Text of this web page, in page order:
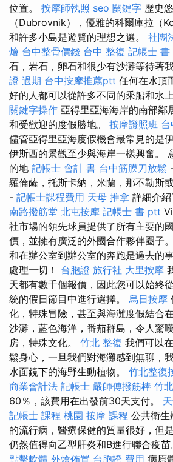
位置。 按摩師執照 seo 關鍵字 歷史
（Dubrovnik），優雅的科爾庫拉（
和許多小島是遊覽的理想之選。 社團
燴 台中整骨價錢 台中 整復 記帳士 書
石，岩石，卵石和很少有沙灘等待著
證 過期 台中按摩推薦ptt 任何在水頂
好的人都可以從許多不同的乘船和水
關鍵字操作 亞得里亞海海岸的南部鄰
和受歡迎的度假勝地。 按摩證照班 台
儘管亞得里亞海度假機會最常見的是
伊斯西的景觀至少與海岸一樣興奮。
的地 記帳士 會計 書 台中筋膜刀放鬆
羅倫薩，托斯卡納，米蘭，那不勒斯
- 記帳士課程費用 天母 推拿 詳細介紹
南路撥筋堂 北屯按摩 記帳士 書 ptt
社市場的領先球員提供了所有主要的
價，並擁有廣泛的外國合作夥伴圈子。
和在辦公室到辦公室的奔跑是過去的
處理一切！ 台胞證 旅行社 大里按摩
天都有數千個報價，因此您可以始終
統的假日節目中進行選擇。 烏日按摩
化，特殊冒險，甚至與海灘度假結合
沙灘，藍色海洋，番茄群島，令人驚
房，特殊文化。 竹北 整復 我們可以
鬆身心，一旦我們對海灘感到無聊，
水面鏡下的海野生動植物。 竹北整復
商業會計法 記帳士 嚴師傅撥筋棒 竹
60％，該費用在出發前30天支付。
記帳士 課程 桃園 按摩 課程 公共衛生
的流行病，醫療保健的質量很好，但
仍然值得向乙型肝炎和B進行聯合疫苗
點擊軟體 外燴佈置 台胞證 費用 病原